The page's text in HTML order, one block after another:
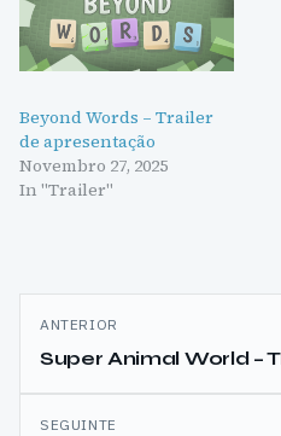
Beyond Words – Trailer
de apresentação
Novembro 27, 2025
In "Trailer"
Navegação
de
artigos
ANTERIOR
Super Animal World –
SEGUINTE